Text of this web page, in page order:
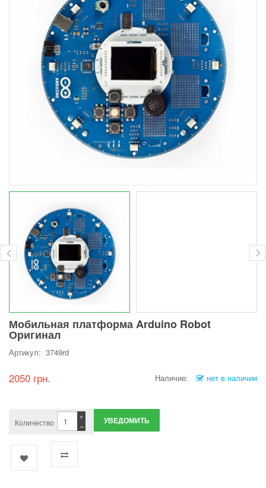
Мобильная платформа Arduino Robot
Оригинал
Артикул: 3749rd
2050 грн. Наличие: нет в наличии
Количество −
+ УВЕДОМИТЬ